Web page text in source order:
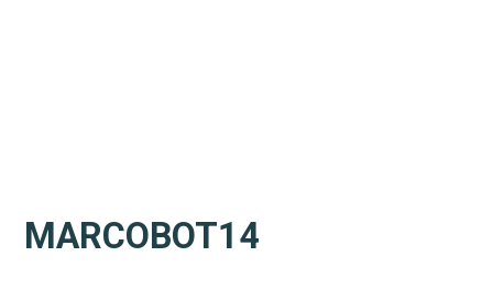
MARCOBOT14